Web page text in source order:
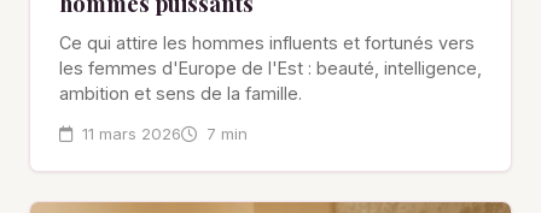
Ce qui attire les hommes influents et fortunés vers
les femmes d'Europe de l'Est : beauté, intelligence,
ambition et sens de la famille.
11 mars 2026 7 min